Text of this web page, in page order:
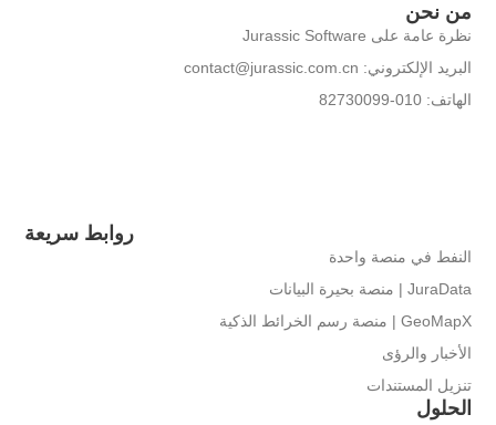
روابط سريعة
النفط في منصة واحدة
JuraData | منصة بحيرة البيانات
GeoMapX | منصة رسم الخرائط الذكية
الأخبار والرؤى
تنزيل المستندات
الحلول
من نحن
نظرة عامة على Jurassic Software
البريد الإلكتروني: contact@jurassic.com.cn
الهاتف: 010-82730099